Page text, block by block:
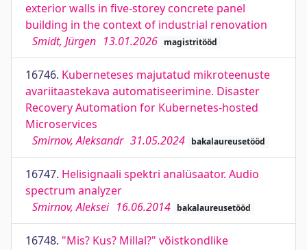
exterior walls in five-storey concrete panel
building in the context of industrial renovation
Smidt, Jürgen 13.01.2026 magistritööd
16746. Kuberneteses majutatud mikroteenuste
avariitaastekava automatiseerimine. Disaster
Recovery Automation for Kubernetes-hosted
Microservices
Smirnov, Aleksandr 31.05.2024 bakalaureusetööd
16747. Helisignaali spektri analüsaator. Audio
spectrum analyzer
Smirnov, Aleksei 16.06.2014 bakalaureusetööd
16748. "Mis? Kus? Millal?" võistkondlike